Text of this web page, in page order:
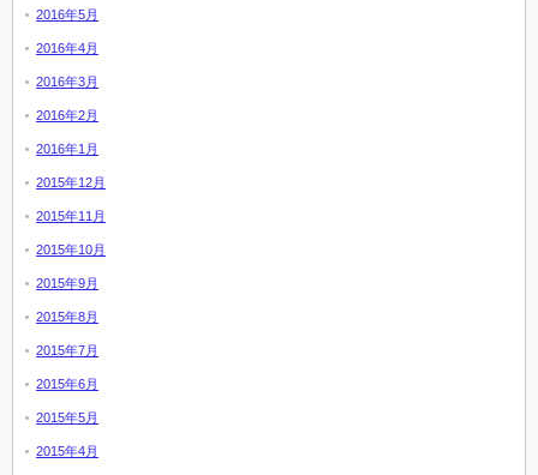
2016年5月
2016年4月
2016年3月
2016年2月
2016年1月
2015年12月
2015年11月
2015年10月
2015年9月
2015年8月
2015年7月
2015年6月
2015年5月
2015年4月